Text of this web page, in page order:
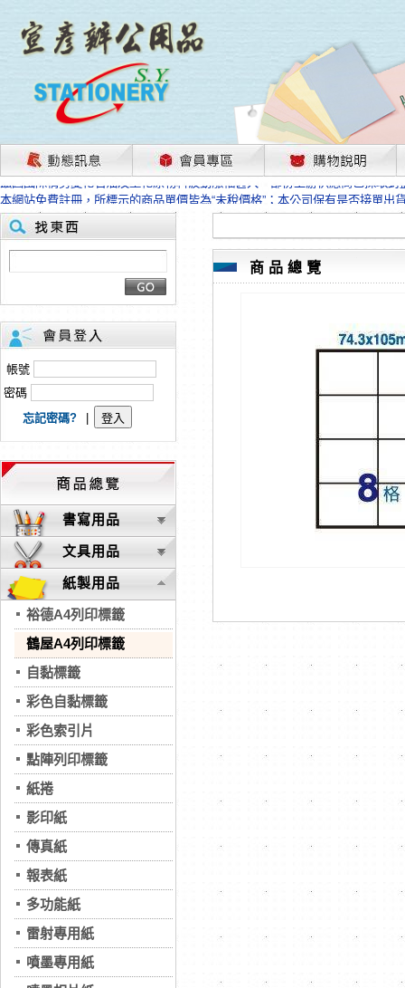
茲因國際情勢變化石油及塑化原物料波動漲幅甚大，部份上游供應商已採取
本網站免費註冊，所標示的商品單價皆為“未稅價格”；本公司保有是否接單出
HP、EPSON、CANON原廠耗材價格浮動，下單前請先跟客服人員確認最新
本網站免費註冊，所標示的商品單價皆為“未稅價格”；本公司保有是否接單出
匯款客戶請注意！因商品繁複來不及發現短缺，遂待客服人員跟您確認訂單
本網站免費註冊，所標示的商品單價皆為“未稅價格”；本公司保有是否接單出
茲因國際情勢變化石油及塑化原物料波動漲幅甚大，部份上游供應商已採取
本網站免費註冊，所標示的商品單價皆為“未稅價格”；本公司保有是否接單出
HP、EPSON、CANON原廠耗材價格浮動，下單前請先跟客服人員確認最新
本網站免費註冊，所標示的商品單價皆為“未稅價格”；本公司保有是否接單出
匯款客戶請注意！因商品繁複來不及發現短缺，遂待客服人員跟您確認訂單
本網站免費註冊，所標示的商品單價皆為“未稅價格”；本公司保有是否接單出
帳號
密碼
忘記密碼?
書寫用品
文具用品
紙製用品
裕德A4列印標籤
鶴屋A4列印標籤
自黏標籤
彩色自黏標籤
彩色索引片
點陣列印標籤
紙捲
影印紙
傳真紙
報表紙
多功能紙
雷射專用紙
噴墨專用紙
商品總覽